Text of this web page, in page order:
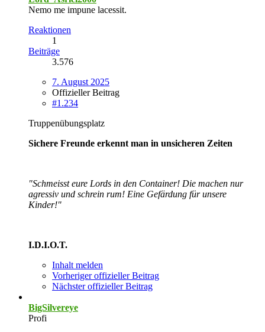
Nemo me impune lacessit.
Reaktionen
1
Beiträge
3.576
7. August 2025
Offizieller Beitrag
#1.234
Truppenübungsplatz
Sichere Freunde erkennt man in unsicheren Zeiten
"Schmeisst eure Lords in den Container! Die machen nur
agressiv und schrein rum! Eine Gefärdung für unsere
Kinder!"
I.D.I.O.T.
Inhalt melden
Vorheriger offizieller Beitrag
Nächster offizieller Beitrag
BigSilvereye
Profi